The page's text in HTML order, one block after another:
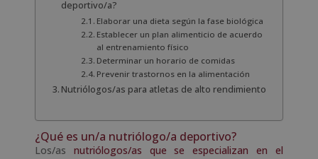
deportivo/a?
Elaborar una dieta según la fase biológica
Establecer un plan alimenticio de acuerdo
al entrenamiento físico
Determinar un horario de comidas
Prevenir trastornos en la alimentación
Nutriólogos/as para atletas de alto rendimiento
¿Qué es un/a nutriólogo/a deportivo?
Los/as nutriólogos/as que se especializan en el